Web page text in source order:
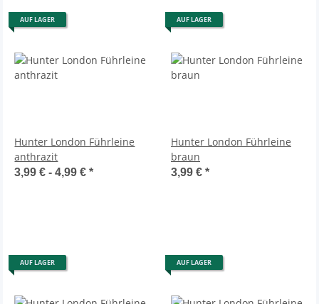
AUF LAGER
Hunter London Führleine
anthrazit
3,99 € -4,99 €*
AUF LAGER
Hunter London Führleine
braun
3,99 € *
AUF LAGER AUF LAGER